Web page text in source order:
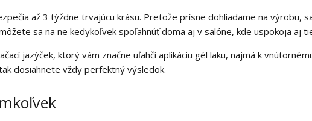
až 3 týždne trvajúcu krásu. Pretože prísne dohliadame na výrobu,
sa na ne kedykoľvek spoľahnúť doma aj v salóne, kde uspokoja aj
jazýček, ktorý vám značne uľahčí aplikáciu gél laku, najmä k
dosiahnete vždy perfektný výsledok.